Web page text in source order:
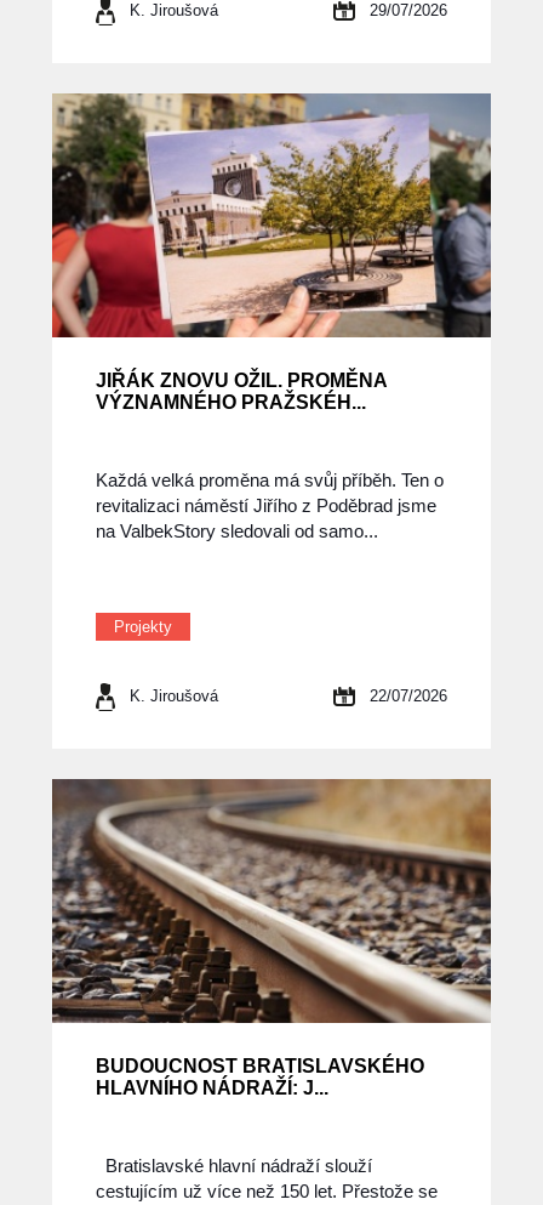
K. Jiroušová 29/07/2026
JIŘÁK ZNOVU OŽIL. PROMĚNA
VÝZNAMNÉHO PRAŽSKÉH...
Každá velká proměna má svůj příběh. Ten o
revitalizaci náměstí Jiřího z Poděbrad jsme
na ValbekStory sledovali od samo...
Projekty
K. Jiroušová 22/07/2026
BUDOUCNOST BRATISLAVSKÉHO
HLAVNÍHO NÁDRAŽÍ: J...
Bratislavské hlavní nádraží slouží
cestujícím už více než 150 let. Přestože se